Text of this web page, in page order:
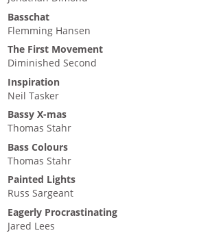
Basschat
Flemming Hansen
The First Movement
Diminished Second
Inspiration
Neil Tasker
Bassy X-mas
Thomas Stahr
Bass Colours
Thomas Stahr
Painted Lights
Russ Sargeant
Eagerly Procrastinating
Jared Lees